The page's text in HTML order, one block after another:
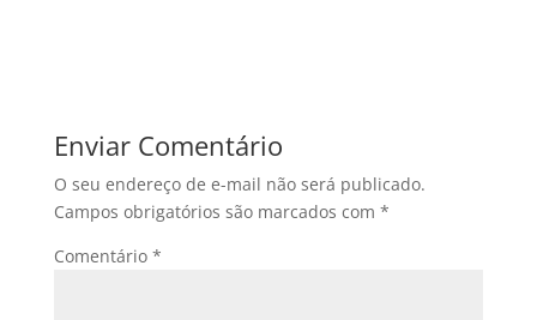
Enviar Comentário
O seu endereço de e-mail não será publicado.
Campos obrigatórios são marcados com *
Comentário *